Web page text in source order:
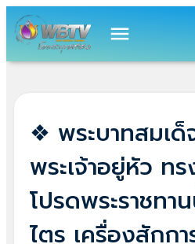
menu
❖ พระบาทสมเด็
พระเจ้าอยู่หัว ท
โปรดพระราชทา
ไตร เครื่องสักกา